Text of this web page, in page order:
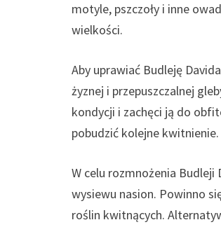
motyle, pszczoły i inne
wielkości.
Aby uprawiać Budleję
żyznej i przepuszczalnej
kondycji i zachęci ją do
pobudzić kolejne kwitnienie.
W celu rozmnożenia Budleji
wysiewu nasion. Powinno
roślin kwitnących.